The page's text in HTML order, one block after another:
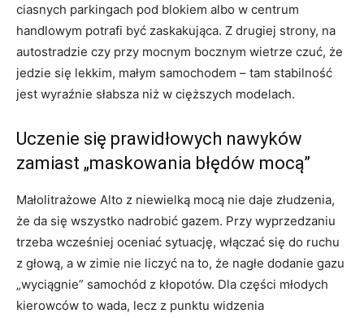
ciasnych parkingach pod blokiem albo w centrum
handlowym potrafi być zaskakująca. Z drugiej strony, na
autostradzie czy przy mocnym bocznym wietrze czuć, że
jedzie się lekkim, małym samochodem – tam stabilność
jest wyraźnie słabsza niż w cięższych modelach.
Uczenie się prawidłowych nawyków
zamiast „maskowania błędów mocą”
Małolitrażowe Alto z niewielką mocą nie daje złudzenia,
że da się wszystko nadrobić gazem. Przy wyprzedzaniu
trzeba wcześniej oceniać sytuację, włączać się do ruchu
z głową, a w zimie nie liczyć na to, że nagłe dodanie gazu
„wyciągnie” samochód z kłopotów. Dla części młodych
kierowców to wada, lecz z punktu widzenia